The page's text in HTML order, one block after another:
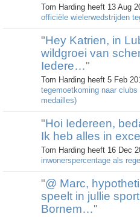
Tom Harding heeft 13 Aug
officiële wielerwedstrijden
"Hey Katrien, in
wildgroei van
Iedere…"
Tom Harding heeft 5 Feb
tegemoetkoming naar
medailles)
"Hoi Iedereen,
Ik heb alles in
Tom Harding heeft 16 Dec
inwonerspercentage als
"@ Marc,
speelt in jullie
Bornem…"